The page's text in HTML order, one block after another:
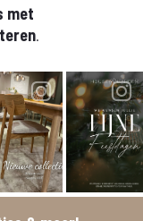
met
.